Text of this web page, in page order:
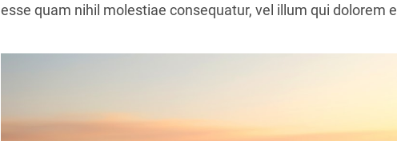
esse quam nihil molestiae consequatur, vel illum qui dolorem